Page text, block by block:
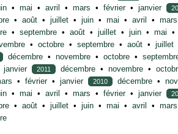
• mai • avril • mars • février • janvier
• août • juillet • juin • mai • avril • mars
• septembre • août • juillet • juin • mai •
• octobre • septembre • août • juillet
décembre • novembre • octobre •
janvier 2011 décembre • novembre •
• février • janvier 2010 décembre •
• mai • avril • mars • février • janvier
• août • juillet • juin • mai • avril • mars